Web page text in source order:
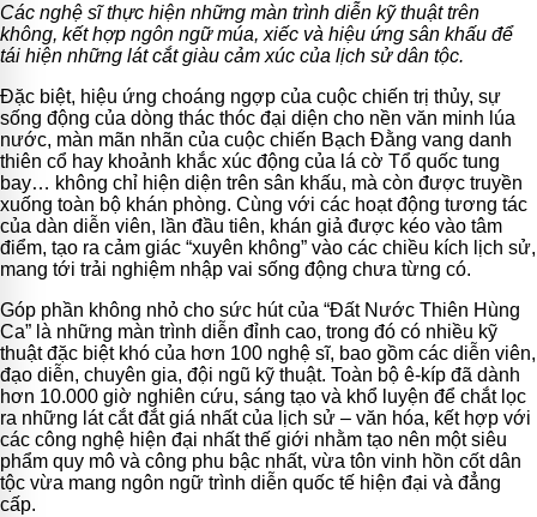
Các nghệ sĩ thực hiện những màn trình diễn kỹ thuật trên
không, kết hợp ngôn ngữ múa, xiếc và hiệu ứng sân khấu để
tái hiện những lát cắt giàu cảm xúc của lịch sử dân tộc.
Đặc biệt, hiệu ứng choáng ngợp của cuộc chiến trị thủy, sự
sống động của dòng thác thóc đại diện cho nền văn minh lúa
nước, màn mãn nhãn của cuộc chiến Bạch Đằng vang danh
thiên cổ hay khoảnh khắc xúc động của lá cờ Tổ quốc tung
bay… không chỉ hiện diện trên sân khấu, mà còn được truyền
xuống toàn bộ khán phòng. Cùng với các hoạt động tương tác
của dàn diễn viên, lần đầu tiên, khán giả được kéo vào tâm
điểm, tạo ra cảm giác “xuyên không” vào các chiều kích lịch sử,
mang tới trải nghiệm nhập vai sống động chưa từng có.
Góp phần không nhỏ cho sức hút của “Đất Nước Thiên Hùng
Ca” là những màn trình diễn đỉnh cao, trong đó có nhiều kỹ
thuật đặc biệt khó của hơn 100 nghệ sĩ, bao gồm các diễn viên,
đạo diễn, chuyên gia, đội ngũ kỹ thuật. Toàn bộ ê-kíp đã dành
hơn 10.000 giờ nghiên cứu, sáng tạo và khổ luyện để chắt lọc
ra những lát cắt đắt giá nhất của lịch sử – văn hóa, kết hợp với
các công nghệ hiện đại nhất thế giới nhằm tạo nên một siêu
phẩm quy mô và công phu bậc nhất, vừa tôn vinh hồn cốt dân
tộc vừa mang ngôn ngữ trình diễn quốc tế hiện đại và đẳng
cấp.